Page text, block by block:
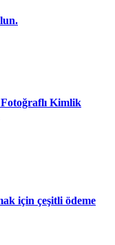
Kimlik
için çeşitli ödeme